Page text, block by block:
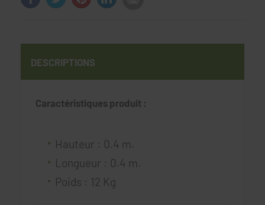
DESCRIPTIONS
Caractéristiques produit :
Hauteur : 0.4 m.
Longueur : 0.4 m.
Poids : 12 Kg